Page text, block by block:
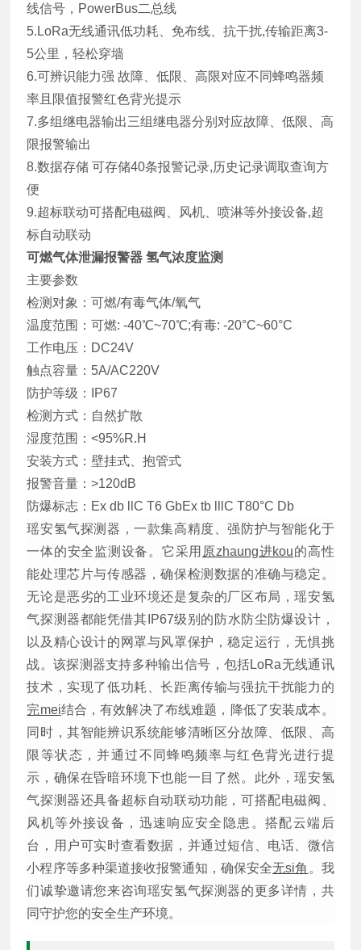
线信号，PowerBus二总线
5.LoRa无线通讯低功耗、免布线、抗干扰,传输距离3-
5公里，轻松穿墙
6.可辨识能力强 故障、低限、高限对应不同蜂鸣器频
率且限值报警红色背光提示
7.多组继电器输出三组继电器分别对应故障、低限、高
限报警输出
8.数据存储 可存储40条报警记录,历史记录调取查询方
便
9.超标联动可搭配电磁阀、风机、喷淋等外接设备,超
标自动联动
可燃气体泄漏报警器 氢气浓度监测
主要参数
检测对象：可燃/有毒气体/氧气
温度范围：可燃: -40℃~70℃;有毒: -20°C~60°C
工作电压：DC24V
触点容量：5A/AC220V
防护等级：IP67
检测方式：自然扩散
湿度范围：<95%R.H
安装方式：壁挂式、抱管式
报警音量：>120dB
防爆标志：Ex db llC T6 GbEx tb lllC T80°C Db
瑶安氢气探测器，一款集高精度、强防护与智能化于
一体的安全监测设备。它采用 原zhaung进kou的高性
能处理芯片与传感器，确保检测数据的准确与稳定。
无论是恶劣的工业环境还是复杂的厂区布局，瑶安氢
气探测器都能凭借其IP67级别的防水防尘防爆设计，
以及精心设计的网罩与风罩保护，稳定运行，无惧挑
战。该探测器支持多种输出信号，包括LoRa无线通讯
技术，实现了低功耗、长距离传输与强抗干扰能力的
完mei结合，有效解决了布线难题，降低了安装成本。
同时，其智能辨识系统能够清晰区分故障、低限、高
限等状态，并通过不同蜂鸣频率与红色背光进行提
示，确保在昏暗环境下也能一目了然。此外，瑶安氢
气探测器还具备超标自动联动功能，可搭配电磁阀、
风机等外接设备，迅速响应安全隐患。搭配云端后
台，用户可实时查看数据，并通过短信、电话、微信
小程序等多种渠道接收报警通知，确保安全无si角 。我
们诚挚邀请您来咨询瑶安氢气探测器的更多详情，共
同守护您的安全生产环境。